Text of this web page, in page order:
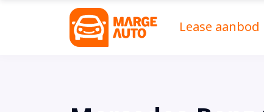
Lease aanbod